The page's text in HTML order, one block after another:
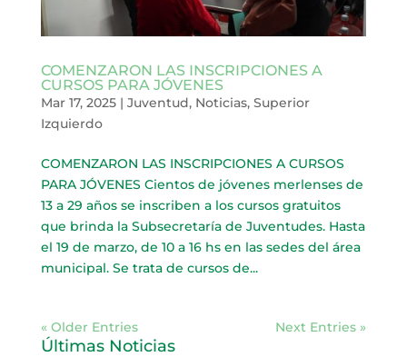
COMENZARON LAS INSCRIPCIONES A
CURSOS PARA JÓVENES
Mar 17, 2025| Juventud, Noticias, Superior
Izquierdo
COMENZARON LAS INSCRIPCIONES A CURSOS
PARA JÓVENES Cientos de jóvenes merlenses de
13 a 29 años se inscriben a los cursos gratuitos
que brinda la Subsecretaría de Juventudes. Hasta
el 19 de marzo, de 10 a 16 hs en las sedes del área
municipal. Se trata de cursos de...
« Older Entries Next Entries »
Últimas Noticias